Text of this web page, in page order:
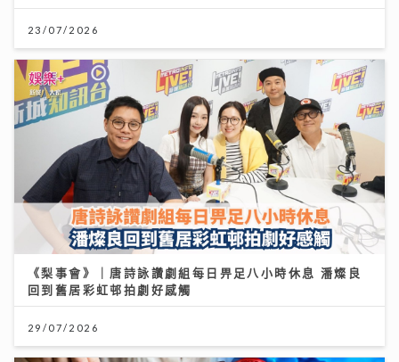
23/07/2026
《梨事會》｜唐詩詠讚劇組每日畀足八小時休息 潘燦良
回到舊居彩虹邨拍劇好感觸
29/07/2026